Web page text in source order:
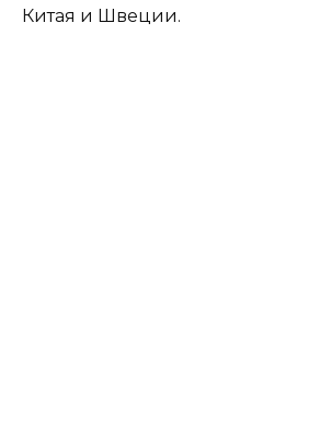
Китая и Швеции.